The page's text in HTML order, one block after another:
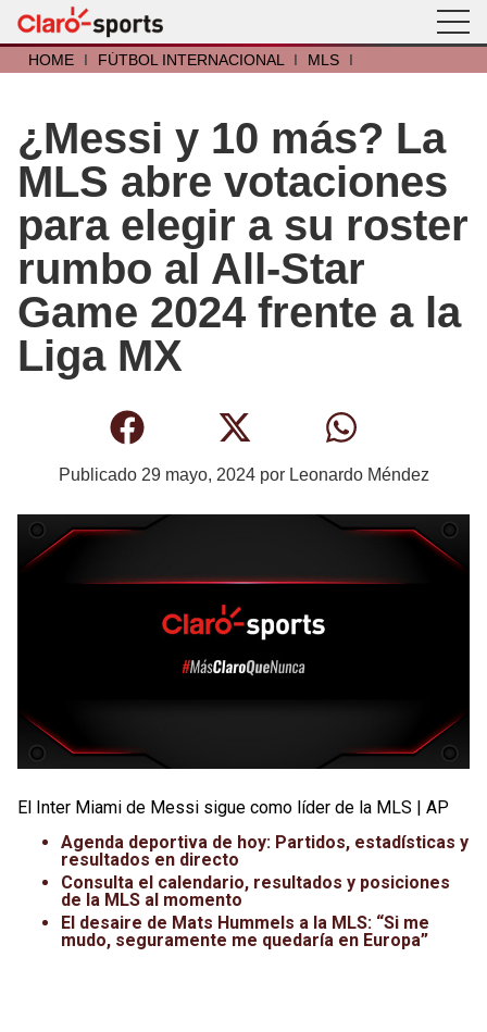
HOME I FÚTBOL INTERNACIONAL I MLS I
¿Messi y 10 más? La
MLS abre votaciones
para elegir a su roster
rumbo al All-Star
Game 2024 frente a la
Liga MX
Publicado 29 mayo, 2024por Leonardo Méndez
El Inter Miami de Messi sigue como líder de la MLS | AP
Agenda deportiva de hoy: Partidos, estadísticas y
resultados en directo
Consulta el calendario, resultados y posiciones
de la MLS al momento
El desaire de Mats Hummels a la MLS: “Si me
mudo, seguramente me quedaría en Europa”